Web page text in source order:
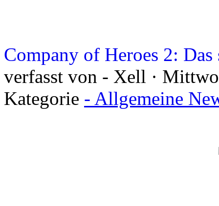
Company of Heroes 2:
verfasst von - Xell ·
Kategorie - Allgemeine